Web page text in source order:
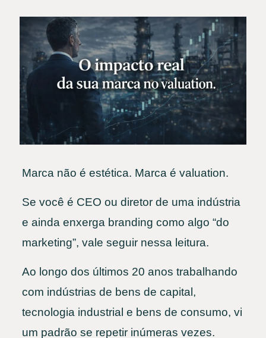
Marca não é estética. Marca é valuation.
Se você é CEO ou diretor de uma indústria
e ainda enxerga branding como algo “do
marketing”, vale seguir nessa leitura.
Ao longo dos últimos 20 anos trabalhando
com indústrias de bens de capital,
tecnologia industrial e bens de consumo, vi
um padrão se repetir inúmeras vezes.